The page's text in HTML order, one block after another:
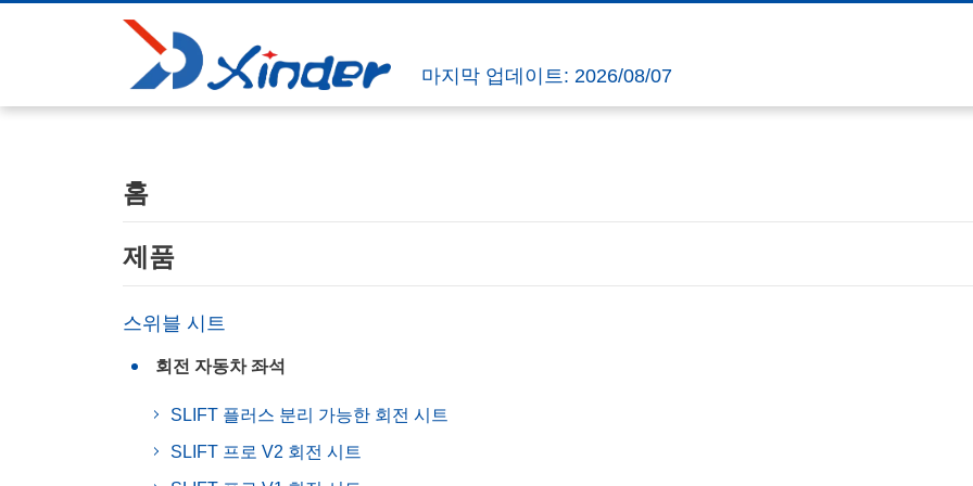
마지막 업데이트: 2026/08/07
홈
제품
스위블 시트
회전 자동차 좌석
SLIFT 플러스 분리 가능한 회전 시트
SLIFT 프로 V2 회전 시트